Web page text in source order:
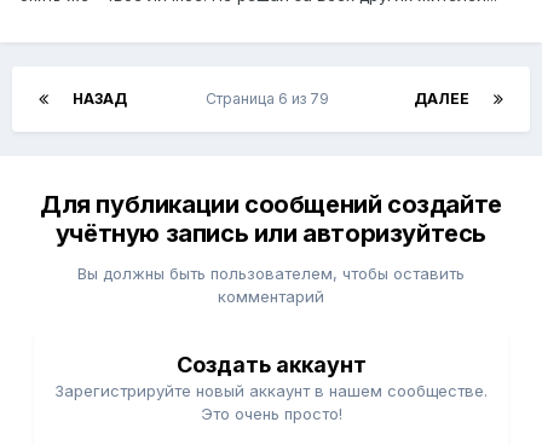
НАЗАД ДАЛЕЕ
Страница 6 из 79
Для публикации сообщений создайте
учётную запись или авторизуйтесь
Вы должны быть пользователем, чтобы оставить
комментарий
Создать аккаунт
Зарегистрируйте новый аккаунт в нашем сообществе.
Это очень просто!